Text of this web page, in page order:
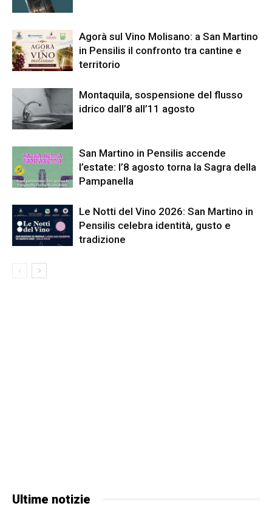
Agorà sul Vino Molisano: a San Martino
in Pensilis il confronto tra cantine e
territorio
Montaquila, sospensione del flusso
idrico dall’8 all’11 agosto
San Martino in Pensilis accende
l’estate: l’8 agosto torna la Sagra della
Pampanella
Le Notti del Vino 2026: San Martino in
Pensilis celebra identità, gusto e
tradizione
Ultime notizie